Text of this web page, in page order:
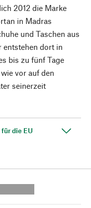
2012 die Marke
in Madras
und Taschen aus
entstehen dort in
bis zu fünf Tage
vor auf den
seinerzeit
die EU